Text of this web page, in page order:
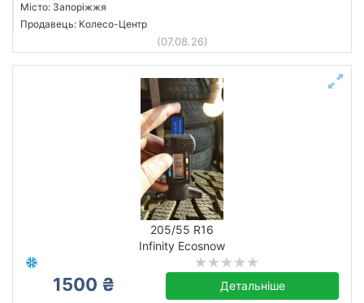
Місто: Запоріжжя
Продавець: Колесо-Центр
(07.08.26)
205/55 R16
Infinity Ecosnow
1500 ₴ Детальніше